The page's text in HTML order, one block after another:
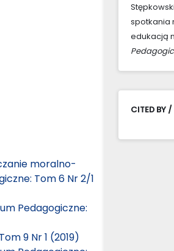
moralno-
Tom 6 Nr 2/1
Pedagogiczne:
9 Nr 1 (2019)
spotkania
edukacją
CITED BY /